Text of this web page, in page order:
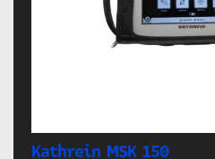
Kathrein MSK 150